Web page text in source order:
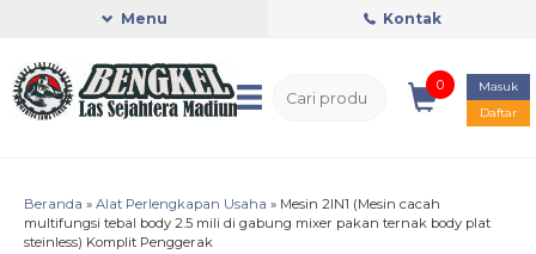
Menu Kontak
0
Masuk
Daftar
Beranda » Alat Perlengkapan Usaha » Mesin 2IN1 (Mesin cacah
multifungsi tebal body 2.5 mili di gabung mixer pakan ternak body plat
steinless) Komplit Penggerak